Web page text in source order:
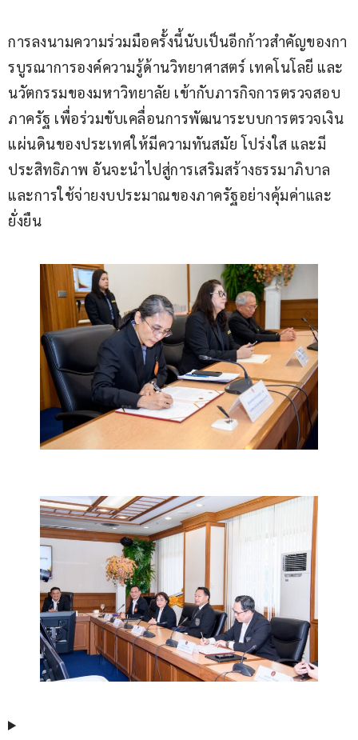
การลงนามความร่วมมือครั้งนี้นับเป็นอีกก้าวสำคัญของกา
รบูรณาการองค์ความรู้ด้านวิทยาศาสตร์ เทคโนโลยี และ
นวัตกรรมของมหาวิทยาลัย เข้ากับภารกิจการตรวจสอบ
ภาครัฐ เพื่อร่วมขับเคลื่อนการพัฒนาระบบการตรวจเงิน
แผ่นดินของประเทศให้มีความทันสมัย โปร่งใส และมี
ประสิทธิภาพ อันจะนำไปสู่การเสริมสร้างธรรมาภิบาล
และการใช้จ่ายงบประมาณของภาครัฐอย่างคุ้มค่าและ
ยั่งยืน